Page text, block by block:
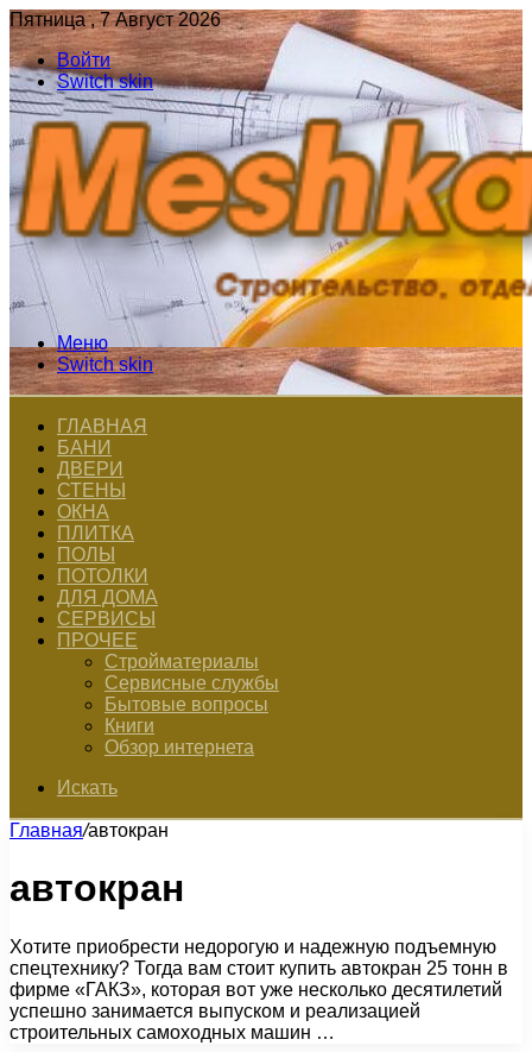
Пятница , 7 Август 2026
Войти
Switch skin
Меню
Switch skin
ГЛАВНАЯ
БАНИ
ДВЕРИ
СТЕНЫ
ОКНА
ПЛИТКА
ПОЛЫ
ПОТОЛКИ
ДЛЯ ДОМА
СЕРВИСЫ
ПРОЧЕЕ
Стройматериалы
Сервисные службы
Бытовые вопросы
Книги
Обзор интернета
Искать
Главная/автокран
автокран
Хотите приобрести недорогую и надежную подъемную
спецтехнику? Тогда вам стоит купить автокран 25 тонн в
фирме «ГАКЗ», которая вот уже несколько десятилетий
успешно занимается выпуском и реализацией
строительных самоходных машин …